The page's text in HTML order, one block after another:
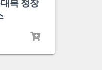
복 정장